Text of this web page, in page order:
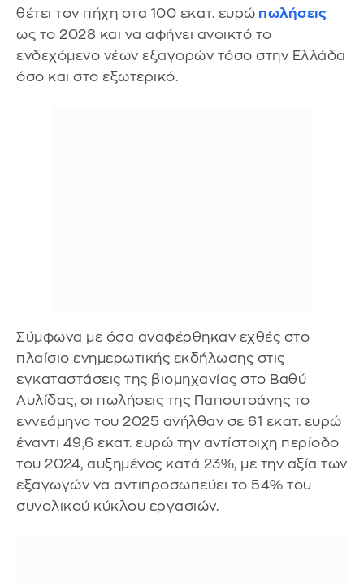
θέτει τον πήχη στα 100 εκατ. ευρώ πωλήσεις
ως το 2028 και να αφήνει ανοικτό το
ενδεχόμενο νέων εξαγορών τόσο στην Ελλάδα
όσο και στο εξωτερικό.
Σύμφωνα με όσα αναφέρθηκαν εχθές στο
πλαίσιο ενημερωτικής εκδήλωσης στις
εγκαταστάσεις της βιομηχανίας στο Βαθύ
Αυλίδας, οι πωλήσεις της Παπουτσάνης το
εννεάμηνο του 2025 ανήλθαν σε 61 εκατ. ευρώ
έναντι 49,6 εκατ. ευρώ την αντίστοιχη περίοδο
του 2024, αυξημένος κατά 23%, με την αξία των
εξαγωγών να αντιπροσωπεύει το 54% του
συνολικού κύκλου εργασιών.